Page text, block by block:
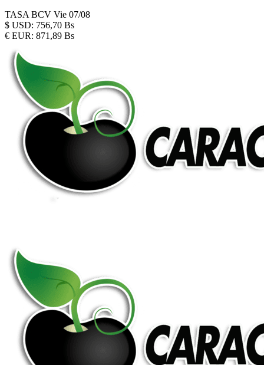
TASA BCV Vie 07/08
$ USD: 756,70 Bs
€ EUR: 871,89 Bs